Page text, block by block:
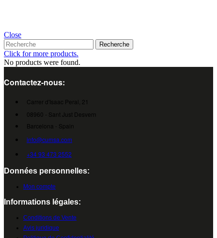
Close
Recherche
Click for more products.
No products were found.
Contactez-nous:
Carrer d'Isaac Peral, 21
08960 - Sant Just Desvern
Barcelona - Spain
info@cumsa.com
+34 93 473 2552
Données personnelles:
Mon compte
Informations légales:
Conditions de Vente
Avis juridique